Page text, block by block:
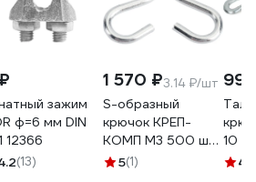
зажим
ф=6 мм DIN
12366
(13)
1 570 ₽3.14 ₽/шт
S-образный
крючок КРЕП-
КОМП М3 500 шт.
кс3ф
5(1)
99
10
4.8